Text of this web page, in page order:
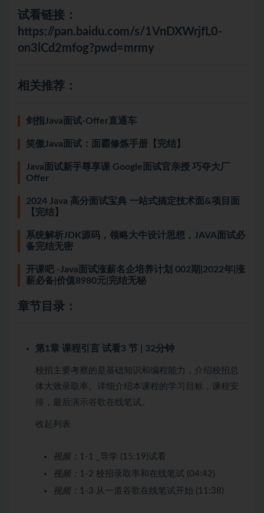
试看链接：
https://pan.baidu.com/s/1VnDXWrjfL0-
on3lCd2mfog?pwd=mrmy
相关推荐：
剑指Java面试-Offer直通车
笑傲Java面试：面霸修炼手册【完结】
Java面试新手尊享课 Google面试官亲授 巧夺大厂
Offer
2024 Java 高分面试宝典 一站式搞定技术面&项目面
【完结】
系统解析JDK源码，领略大牛设计思想，JAVA面试必
备完结无密
开课吧 -Java面试涨薪名企培养计划 002期|2022年|涨
薪必备|价值8980元|完结无秘
章节目录：
第1章 课程引言 试看3 节 | 32分钟
校招主要考察的是基础知识和编程能力，介绍校招总
体大致录取率。详细介绍本课程的学习目标，课程安
排，最后演示谷歌在线笔试。
收起列表
视频： 1-1 _导学 (15:19)试看
视频： 1-2 校招录取率和在线笔试 (04:42)
视频： 1-3 从一道谷歌在线笔试开始 (11:38)